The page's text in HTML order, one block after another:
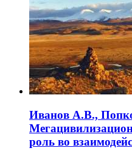
Иванов А.В.,
роль во